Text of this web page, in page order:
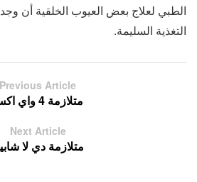
الطبي لعلاج بعض العيوب الخلقية أن
التغذية السليمة.
Previous Article
متلازمة 4 واي اكس
Next Article
متلازمة دي لا